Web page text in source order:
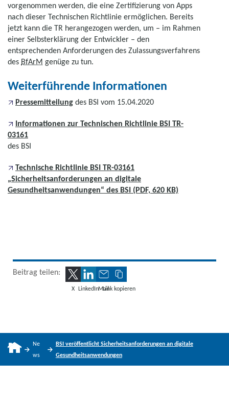
vorgenommen werden, die eine Zertifizierung von Apps
nach dieser Technischen Richtlinie ermöglichen. Bereits
jetzt kann die TR herangezogen werden, um – im Rahmen
einer Selbsterklärung der Entwickler – den
entsprechenden Anforderungen des Zulassungsverfahrens
des BfArM genüge zu tun.
Weiterführende Informationen
Pressemitteilung des BSI vom 15.04.2020
Informationen zur Technischen Richtlinie BSI TR-
03161
des BSI
Technische Richtlinie BSI TR-03161
„Sicherheitsanforderungen an digitale
Gesundheitsanwendungen“ des BSI (PDF, 620 KB)
Beitrag teilen:
X LinkedInMailLink kopieren
Ne
ws
BSI veröffentlicht Sicherheitsanforderungen an digitale
Gesundheitsanwendungen